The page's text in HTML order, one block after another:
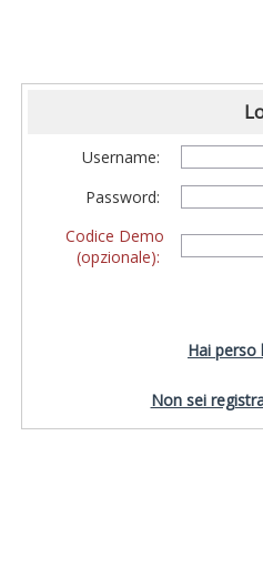
Username:
Password:
Codice Demo
(opzionale):
Hai perso
Non sei